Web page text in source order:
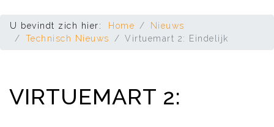
U bevindt zich hier: Home
Nieuws
Technisch Nieuws
Virtuemart 2: Eindelijk
VIRTUEMART 2: